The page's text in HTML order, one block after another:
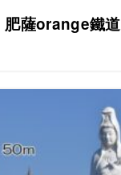
肥薩orange鐵道